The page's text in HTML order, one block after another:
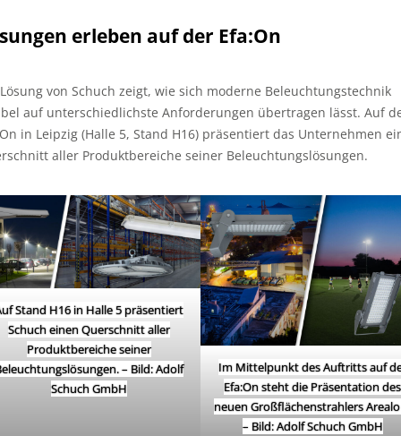
erleben auf der Efa:On
von Schuch zeigt, wie sich moderne Beleuchtungstechnik
auf unterschiedlichste Anforderungen übertragen lässt. Auf
in Leipzig (Halle 5, Stand H16) präsentiert das Unternehmen
aller Produktbereiche seiner Beleuchtungslösungen.
Stand H16 in Halle 5 präsentiert
Schuch einen Querschnitt aller
Produktbereiche seiner
– Bild: Adolf
Schuch GmbH
Im Mittelpunkt des Auftritts auf
Efa:On steht die Präsentation des
neuen Großflächenstrahlers Arealo
–Bild: Adolf Schuch GmbH